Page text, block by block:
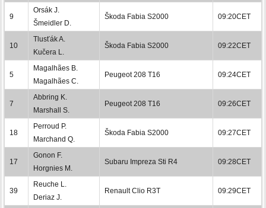
9
Orsák J.
Šmeidler D.
Škoda Fabia S2000 09:20CET
10
Tlusťák A.
Kučera L.
Škoda Fabia S2000 09:22CET
5
Magalhães B.
Magalhães C.
Peugeot 208 T16 09:24CET
7
Abbring K.
Marshall S.
Peugeot 208 T16 09:26CET
18
Perroud P.
Marchand Q.
Škoda Fabia S2000 09:27CET
17
Gonon F.
Horgnies M.
Subaru Impreza Sti R4 09:28CET
39
Reuche L.
Deriaz J.
Renault Clio R3T 09:29CET